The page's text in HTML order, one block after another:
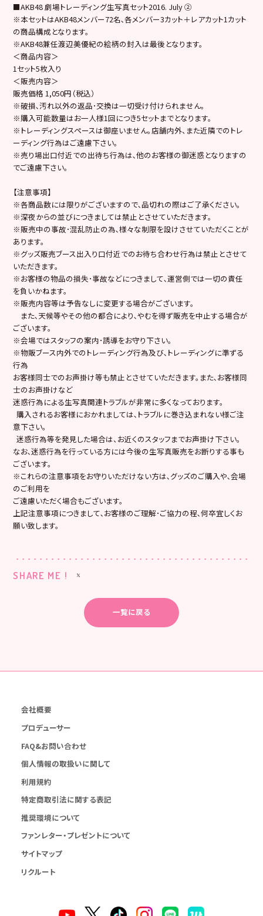
■AKB48 劇場トレーディング生写真セット2016. July ②
※本セットはAKB48メンバー72名､各メンバー3カット＋レアカット1カット
の商品構成となります。
※AKB48兼任渡辺美優紀の絵柄の封入は最後となります。
＜商品内容＞
1セット5枚入り
＜販売内容＞
販売価格 1,050円（税込）
※破損､汚れ以外の返品･交換は一切受け付けられません。
※購入可能数量はお一人様1回につき5セットまでとなります。
※トレーディングスペースは御座いません。店舗内外、また近隣でのトレ
ーディング行為はご遠慮下さい。
※売り場出口付近での出待ち行為は､他のお客様の御迷惑となりますの
でご遠慮下さい。
【注意事項】
※各商品数には限りがございますので､品切れの際はご了承ください。
※深夜からの並びにつきましては禁止とさせていただきます。
※販売中の事故･混乱防止の為､様々な制限を設けさせていただくことが
あります。
※グッズ販売ブース出入り口付近でのお待ち合わせ行為は禁止とさせて
いただきます。
※お客様の物品の損失･事故などにつきまして､運営側では一切の責任
を負いかねます。
※販売内容等は予告なしに変更する場合がございます。
また､天候等やその他の都合により､やむを得ず販売を中止する場合が
ございます。
※会場ではスタッフの案内･誘導をお守り下さい。
※物販ブース内外でのトレーディング行為及び､トレーディングに準ずる
行為
お客様同士でのお声掛け等も禁止とさせていただきます。また､お客様同
士のお声掛けなど
迷惑行為による生写真関連トラブルが非常に多くなっております。
購入されるお客様におかれましては､トラブルに巻き込まれない様ご注
意下さい。
迷惑行為等を発見した場合は、お近くのスタッフまでお声掛け下さい。
なお､迷惑行為を行っている方には今後の生写真販売をお断りする事も
ございます。
※これらの注意事項をお守りいただけない方は､グッズのご購入や､会場
のご利用を
ご遠慮いただく場合もございます。
上記注意事項につきまして､お客様のご理解･ご協力の程､何卒宜しくお
願い致します。
SHARE ME !
一覧に戻る
会社概要
プロデューサー
FAQ&お問い合わせ
個人情報の取扱いに関して
利用規約
特定商取引法に関する表記
推奨環境について
ファンレター・プレゼントについて
サイトマップ
リクルート